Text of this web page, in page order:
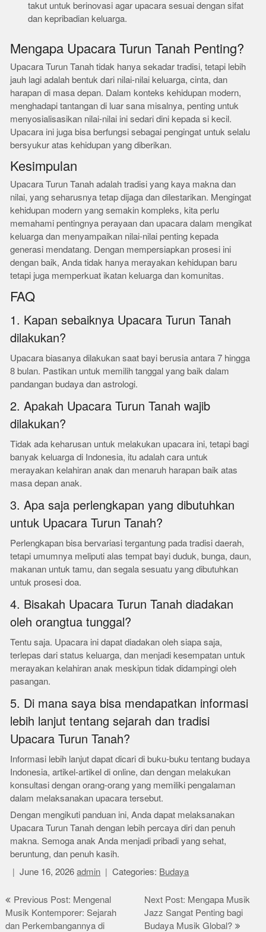
takut untuk berinovasi agar upacara sesuai dengan sifat
dan kepribadian keluarga.
Mengapa Upacara Turun Tanah Penting?
Upacara Turun Tanah tidak hanya sekadar tradisi, tetapi lebih
jauh lagi adalah bentuk dari nilai-nilai keluarga, cinta, dan
harapan di masa depan. Dalam konteks kehidupan modern,
menghadapi tantangan di luar sana misalnya, penting untuk
menyosialisasikan nilai-nilai ini sedari dini kepada si kecil.
Upacara ini juga bisa berfungsi sebagai pengingat untuk selalu
bersyukur atas kehidupan yang diberikan.
Kesimpulan
Upacara Turun Tanah adalah tradisi yang kaya makna dan
nilai, yang seharusnya tetap dijaga dan dilestarikan. Mengingat
kehidupan modern yang semakin kompleks, kita perlu
memahami pentingnya perayaan dan upacara dalam mengikat
keluarga dan menyampaikan nilai-nilai penting kepada
generasi mendatang. Dengan mempersiapkan prosesi ini
dengan baik, Anda tidak hanya merayakan kehidupan baru
tetapi juga memperkuat ikatan keluarga dan komunitas.
FAQ
1. Kapan sebaiknya Upacara Turun Tanah
dilakukan?
Upacara biasanya dilakukan saat bayi berusia antara 7 hingga
8 bulan. Pastikan untuk memilih tanggal yang baik dalam
pandangan budaya dan astrologi.
2. Apakah Upacara Turun Tanah wajib
dilakukan?
Tidak ada keharusan untuk melakukan upacara ini, tetapi bagi
banyak keluarga di Indonesia, itu adalah cara untuk
merayakan kelahiran anak dan menaruh harapan baik atas
masa depan anak.
3. Apa saja perlengkapan yang dibutuhkan
untuk Upacara Turun Tanah?
Perlengkapan bisa bervariasi tergantung pada tradisi daerah,
tetapi umumnya meliputi alas tempat bayi duduk, bunga, daun,
makanan untuk tamu, dan segala sesuatu yang dibutuhkan
untuk prosesi doa.
4. Bisakah Upacara Turun Tanah diadakan
oleh orangtua tunggal?
Tentu saja. Upacara ini dapat diadakan oleh siapa saja,
terlepas dari status keluarga, dan menjadi kesempatan untuk
merayakan kelahiran anak meskipun tidak didampingi oleh
pasangan.
5. Di mana saya bisa mendapatkan informasi
lebih lanjut tentang sejarah dan tradisi
Upacara Turun Tanah?
Informasi lebih lanjut dapat dicari di buku-buku tentang budaya
Indonesia, artikel-artikel di online, dan dengan melakukan
konsultasi dengan orang-orang yang memiliki pengalaman
dalam melaksanakan upacara tersebut.
Dengan mengikuti panduan ini, Anda dapat melaksanakan
Upacara Turun Tanah dengan lebih percaya diri dan penuh
makna. Semoga anak Anda menjadi pribadi yang sehat,
beruntung, dan penuh kasih.
June 16, 2026 admin Categories: Budaya
Post
navigation
Previous Post: Mengenal
Musik Kontemporer: Sejarah
dan Perkembangannya di
Next Post: Mengapa Musik
Jazz Sangat Penting bagi
Budaya Musik Global?